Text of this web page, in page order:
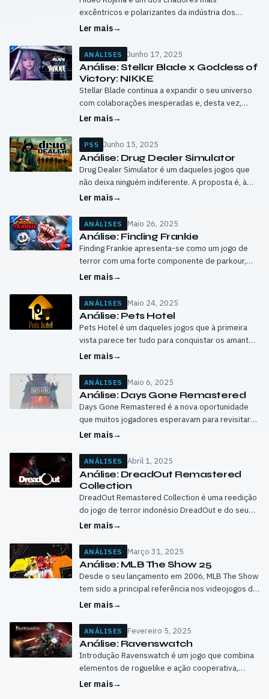
excêntricos e polarizantes da indústria dos
videojogos. Depois do impacto que Death
originalidade, quer…
Ler mais→
ANÁLISES Junho 17, 2025
Análise: Stellar Blade x Goddess of
Victory: NIKKE
Stellar Blade continua a expandir o seu universo
com colaborações inesperadas e, desta vez,
traz-nos um segundo conteúdo adicional
NIKKE. Após…
Ler mais→
PS5 Junho 15, 2025
Análise: Drug Dealer Simulator
Drug Dealer Simulator é um daqueles jogos que
não deixa ninguém indiferente. A proposta é, à
partida, polémica, mas também cativante:
Ler mais→
ANÁLISES Maio 26, 2025
Análise: Finding Frankie
Finding Frankie apresenta-se como um jogo de
terror com uma forte componente de parkour,
disfarçado inicialmente como um simples e
aparentemente leve, esconde…
Ler mais→
ANÁLISES Maio 24, 2025
Análise: Pets Hotel
Pets Hotel é um daqueles jogos que à primeira
vista parece ter tudo para conquistar os amantes
de experiências acolhedoras e relaxantes,
Ler mais→
ANÁLISES Maio 6, 2025
Análise: Days Gone Remastered
Days Gone Remastered é a nova oportunidade
que muitos jogadores esperavam para revisitar
ou experimentar pela primeira vez o mundo
Studio. Lançado…
Ler mais→
ANÁLISES Abril 1, 2025
Análise: DreadOut Remastered
Collection
DreadOut Remastered Collection é uma reedição
do jogo de terror indonésio DreadOut e do seu
DLC Keepers of the Dark. Inspirado por clássicos
Ler mais→
ANÁLISES Março 31, 2025
Análise: MLB The Show 25
Desde o seu lançamento em 2006, MLB The Show
tem sido a principal referência nos videojogos de
basebol. A série tem mantido um padrão de
Ler mais→
ANÁLISES Fevereiro 5, 2025
Análise: Ravenswatch
Introdução Ravenswatch é um jogo que combina
elementos de roguelike e ação cooperativa,
trazendo personagens de contos folclóricos e
Ler mais→